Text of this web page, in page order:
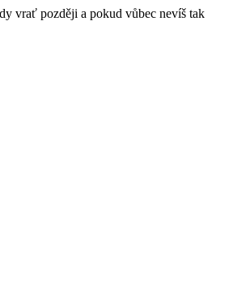
vrať později a pokud vůbec nevíš tak